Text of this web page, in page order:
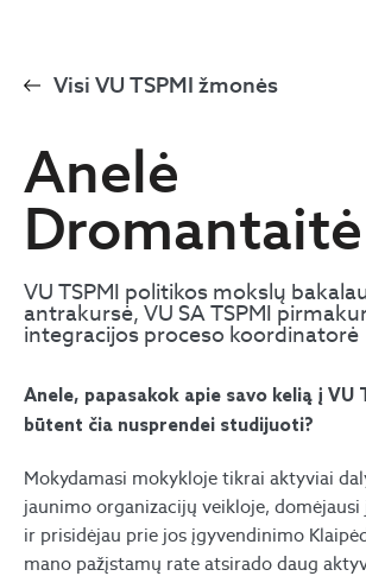
Visi VU TSPMI žmonės
Anelė
Dromantaitė
VU TSPMI politikos mokslų
antrakursė, VU SA TSPMI
integracijos proceso koordinatorė
Anele, papasakok apie savo kelią į VU
būtent čia nusprendei studijuoti?
Mokydamasi mokykloje tikrai aktyviai
jaunimo organizacijų veikloje,
ir prisidėjau prie jos įgyvendinimo
mano pažįstamų rate atsirado daug